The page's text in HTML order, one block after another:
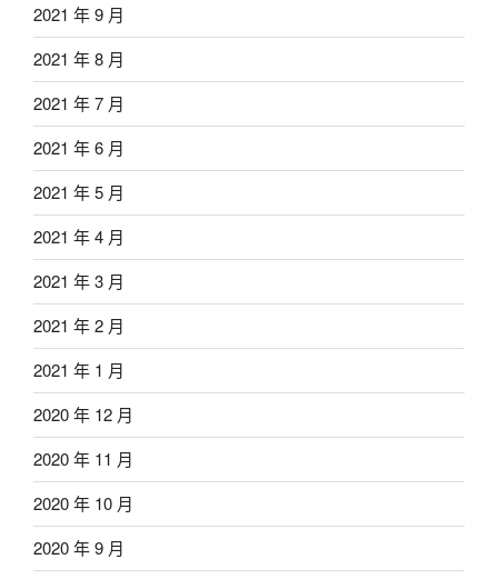
2021 年 9 月
2021 年 8 月
2021 年 7 月
2021 年 6 月
2021 年 5 月
2021 年 4 月
2021 年 3 月
2021 年 2 月
2021 年 1 月
2020 年 12 月
2020 年 11 月
2020 年 10 月
2020 年 9 月